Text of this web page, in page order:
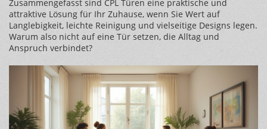
Zusammengefasst sind CPL Türen eine praktische und
attraktive Lösung für Ihr Zuhause, wenn Sie Wert auf
Langlebigkeit, leichte Reinigung und vielseitige Designs legen.
Warum also nicht auf eine Tür setzen, die Alltag und
Anspruch verbindet?